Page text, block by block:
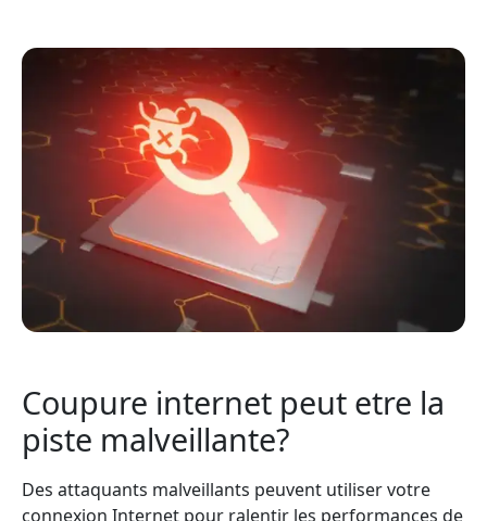
Coupure internet peut etre la
piste malveillante?
Des attaquants malveillants peuvent utiliser votre
connexion Internet pour ralentir les performances de